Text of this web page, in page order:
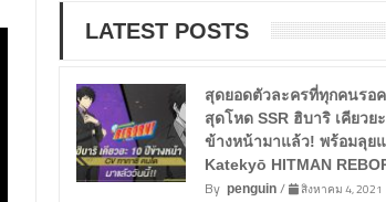
LATEST POSTS
สุดยอดตัวละครที่ทุกคนรอค
สุดโหด SSR ฮิบาริ เคียวย
ข้างหน้ามาแล้ว! พร้อมลุย
Katekyō HITMAN
By penguin/ สิงหาคม 4, 2021